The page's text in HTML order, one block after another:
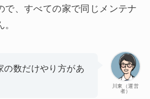
で、すべての家で同じメンテナ
川東（運営
者）
の数だけやり方があ